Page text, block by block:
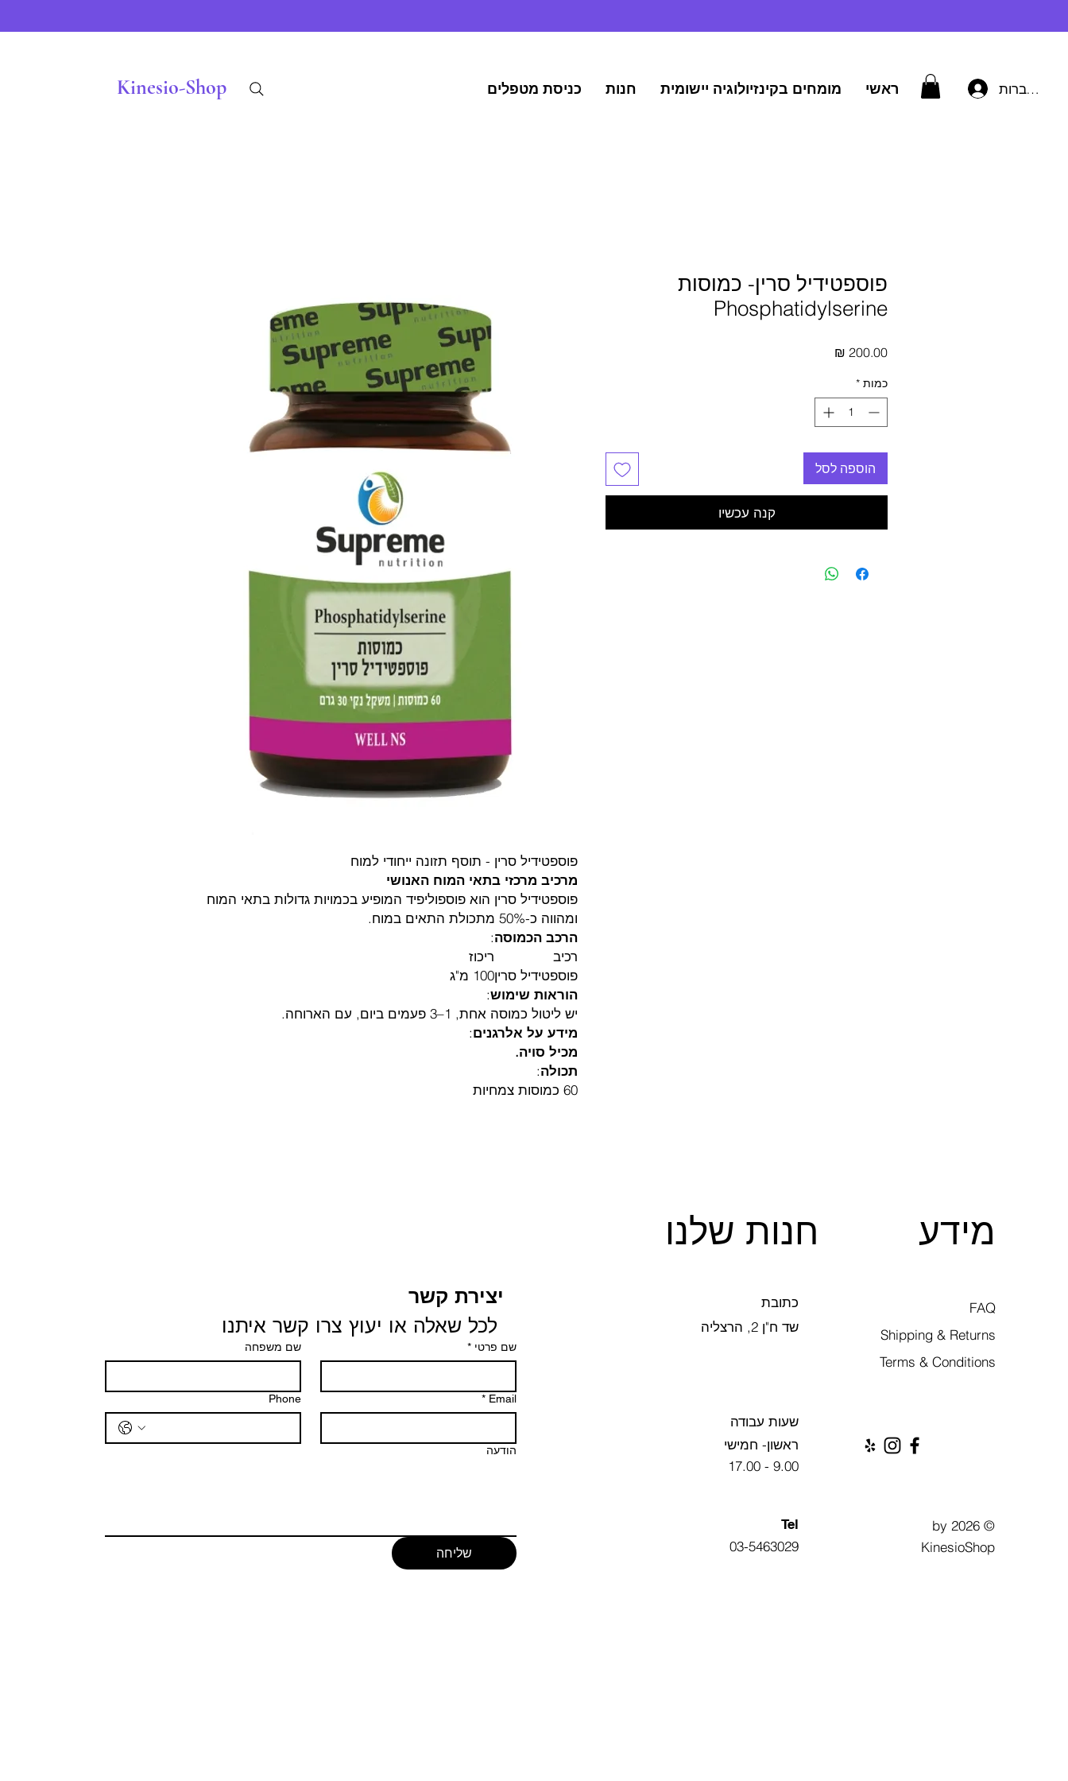
Kinesio-Shop להתחברות ראשי מומחים בקינזיולוגיה יישומית חנות כניסת מטפלים
פוספטידיל סרין - תוסף תזונה ייחודי למוח
מרכיב מרכזי בתאי המוח האנושי
פוספטידיל סרין הוא פוספוליפיד המופיע בכמויות גדולות בתאי המוח
ומהווה כ-50% מתכולת התאים במוח.
הרכב הכמוסה:
רכיב
ריכוז
פוספטידיל סרין100 מ"ג
הוראות שימוש:
יש ליטול כמוסה אחת, 1–3 פעמים ביום, עם הארוחה.
מידע על אלרגנים:
מכיל סויה.
תכולה:
60 כמוסות צמחיות
פוספטידיל סרין- כמוסות
Phosphatidylserine
כמות *
הוספה לסל
קנה עכשיו
יצירת קשר
לכל שאלה או יעוץ צרו קשר איתנו
שם פרטי * שם משפחה
Email
*
Phone
הודעה
שליחה
מידע חנות שלנו
FAQ
Shipping & Returns
Terms & Conditions
כתובת
שד ח"ן 2, הרצליה
שעות עבודה
ראשון- חמישי
9.00 - 17.00
© 2026 by
KinesioShop
Tel
03-5463029